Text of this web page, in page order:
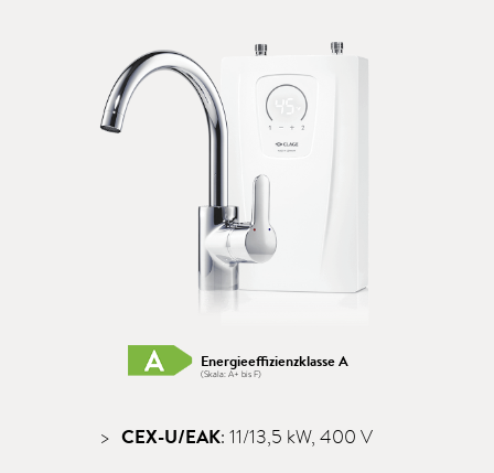
Energieeffizienzklasse A
(Skala: A+ bis F)
CEX-U/EAK: 11/13,5 kW, 400 V